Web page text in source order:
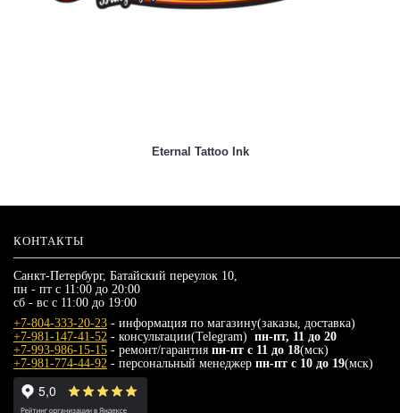
Eternal Tattoo Ink
КОНТАКТЫ
Санкт-Петербург, Батайский переулок 10,
пн - пт с 11:00 до 20:00
сб - вс с 11:00 до 19:00
+7-804-333-20-23 - информация по магазину(заказы, доставка)
+7-981-147-41-52 - консультации(Telegram) пн-пт, 11 до 20
+7-993-986-15-15 - ремонт/гарантия пн-пт с 11 до 18(мск)
+7-981-774-44-92 - персональный менеджер пн-пт с 10 до 19(мск)